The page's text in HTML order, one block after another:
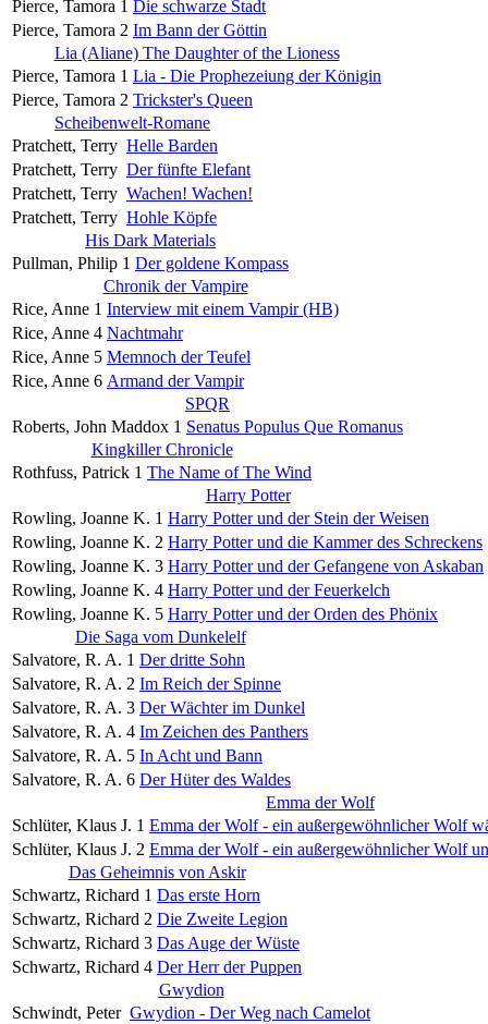
Pierce, Tamora 1 Die schwarze Stadt
Pierce, Tamora 2 Im Bann der Göttin
Lia (Aliane) The Daughter of the Lioness
Pierce, Tamora 1 Lia - Die Prophezeiung der Königin
Pierce, Tamora 2 Trickster's Queen
Scheibenwelt-Romane
Pratchett, Terry Helle Barden
Pratchett, Terry Der fünfte Elefant
Pratchett, Terry Wachen! Wachen!
Pratchett, Terry Hohle Köpfe
His Dark Materials
Pullman, Philip 1 Der goldene Kompass
Chronik der Vampire
Rice, Anne 1 Interview mit einem Vampir (HB)
Rice, Anne 4 Nachtmahr
Rice, Anne 5 Memnoch der Teufel
Rice, Anne 6 Armand der Vampir
SPQR
Roberts, John Maddox 1 Senatus Populus Que Romanus
Kingkiller Chronicle
Rothfuss, Patrick 1 The Name of The Wind
Harry Potter
Rowling, Joanne K. 1 Harry Potter und der Stein der Weisen
Rowling, Joanne K. 2 Harry Potter und die Kammer des Schreckens
Rowling, Joanne K. 3 Harry Potter und der Gefangene von Askaban
Rowling, Joanne K. 4 Harry Potter und der Feuerkelch
Rowling, Joanne K. 5 Harry Potter und der Orden des Phönix
Die Saga vom Dunkelelf
Salvatore, R. A. 1 Der dritte Sohn
Salvatore, R. A. 2 Im Reich der Spinne
Salvatore, R. A. 3 Der Wächter im Dunkel
Salvatore, R. A. 4 Im Zeichen des Panthers
Salvatore, R. A. 5 In Acht und Bann
Salvatore, R. A. 6 Der Hüter des Waldes
Emma der Wolf
Schlüter, Klaus J. 1 Emma der Wolf - ein außergewöhnlicher Wolf
Schlüter, Klaus J. 2 Emma der Wolf - ein außergewöhnlicher Wolf
Das Geheimnis von Askir
Schwartz, Richard 1 Das erste Horn
Schwartz, Richard 2 Die Zweite Legion
Schwartz, Richard 3 Das Auge der Wüste
Schwartz, Richard 4 Der Herr der Puppen
Gwydion
Schwindt, Peter Gwydion - Der Weg nach Camelot